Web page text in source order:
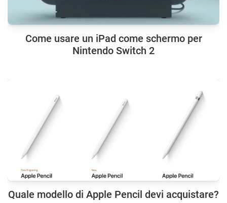
Come usare un iPad come schermo per
Nintendo Switch 2
Quale modello di Apple Pencil devi acquistare?